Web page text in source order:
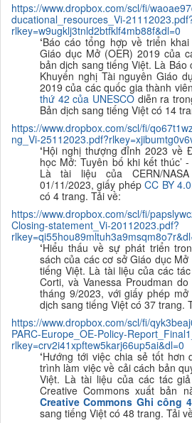
https://www.dropbox.com/scl/fi/
ducational_resources_Vi-
rlkey=w9ugklj3tnld2btfklf4mb88f&dl=0
‘Báo cáo tổng hợp về triển
Giáo dục Mở (OER) 2019 của
bản dịch sang tiếng Việt. Là
Khuyến nghị Tài nguyên Giáo
2019 của các quốc gia thành
thứ 42 của UNESCO diễn ra
Bản dịch sang tiếng Việt có 14
https://www.dropbox.com/scl/fi/
ng_Vi-
‘Hội nghị thượng đỉnh 2023 về
học Mở: Tuyên bố khi kết thúc’
Là tài liệu của CERN/
01/11/2023, giấy phépCC BY 4.0
có 4 trang. Tải về:
https://www.dropbox.com/scl/fi/
Closing-statement_Vi-20112023.pdf?
‘Hiểu thấu về sự phát triển
sách của các cơ sở Giáo dục Mở
tiếng Việt. Là tài liệu của các
Corti, và Vanessa Proudman
tháng 9/2023, với giấy phép mở
dịch sang tiếng Việt có 37 trang.
https://www.dropbox.com/scl/fi/
PARC-Europe_OE-Policy-
rlkey=crv2i41xpftew5karj66up5ai&dl=0
‘Hướng tới việc chia sẻ tốt hơn
trình làm việc về cải cách bản
Việt. Là tài liệu của các tác giả
Creative Commons xuất bản
Creative Commons Ghi công
sang tiếng Việt có 48 trang. Tải